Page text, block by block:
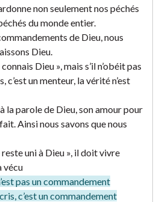
non seulement nos péchés
du monde entier.
de Dieu, nous
Dieu.
Dieu », mais s’il n’obéit pas
c’est un menteur, la vérité n’est
la parole de Dieu, son amour pour
Ainsi nous savons que nous
reste uni à Dieu », il doit vivre
vécu
pas un commandement
c’est un commandement